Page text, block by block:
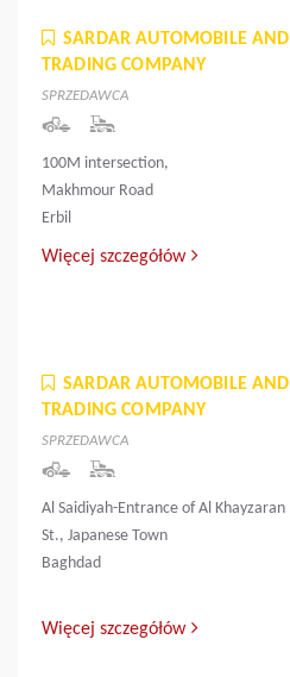
SARDAR AUTOMOBILE
TRADING COMPANY
SPRZEDAWCA
100M intersection,
Makhmour Road
Erbil
Więcej szczegółów
SARDAR AUTOMOBILE
TRADING COMPANY
SPRZEDAWCA
Al Saidiyah-Entrance of Al Khayzaran
St., Japanese Town
Baghdad
Więcej szczegółów